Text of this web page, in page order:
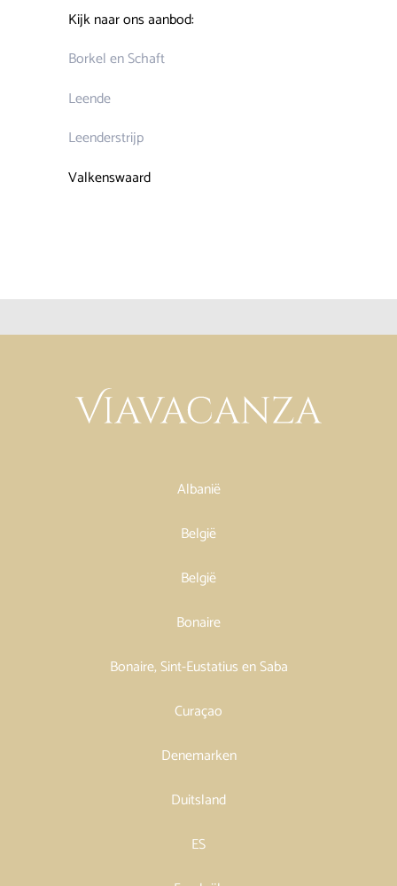
Kijk naar ons aanbod:
Borkel en Schaft
Leende
Leenderstrijp
Valkenswaard
Albanië
België
België
Bonaire
Bonaire, Sint-Eustatius en Saba
Curaçao
Denemarken
Duitsland
ES